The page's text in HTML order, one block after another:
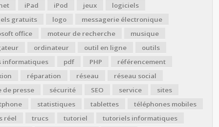
iPad iPod jeux
logiciels
gratuits
logo
messagerie électronique
office
moteur de recherche
musique
ordinateur outil en ligne
outils
informatiques
pdf PHP
référencement
réparation réseau
réseau social
de presse
sécurité SEO service
sites
statistiques tablettes
téléphones mobiles
réel
trucs tutoriel
tutoriels informatiques